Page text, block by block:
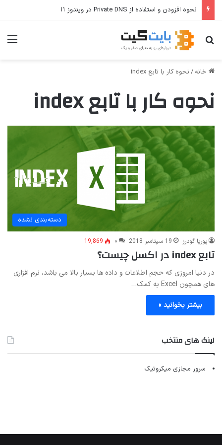
نحوه افزودن و استفاده از Private DNS در ویندوز ۱۱
جستجو برای
خانه / نحوه کار با تابع index
نحوه کار با تابع index
دسته‌بندی نشده
پوریا گودرز 19 سپتامبر 2018 ۰ 19,869
تابع index در اکسل چیست؟
در دنیا امروزی که حجم اطلاعات و داده ها بسیار بالا می باشد، نرم افزاری
های همچون Excel به کمک…
بیشتر بخوانید »
لینک های منتخب
سرور مجازی میکروتیک